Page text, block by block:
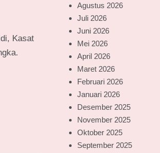
Kasat
Agustus 2026
Juli 2026
Juni 2026
Mei 2026
April 2026
Maret 2026
Februari 2026
Januari 2026
Desember 2025
November 2025
Oktober 2025
September 2025